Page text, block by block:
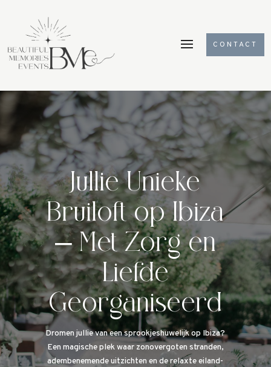
CONTACT
Jullie Unieke
Bruiloft op Ibiza
– Met Zorg en
Liefde
Georganiseerd
Dromen jullie van een sprookjeshuwelijk op Ibiza?
Een magische plek waar zonovergoten stranden,
adembenemende uitzichten en de relaxte eiland-